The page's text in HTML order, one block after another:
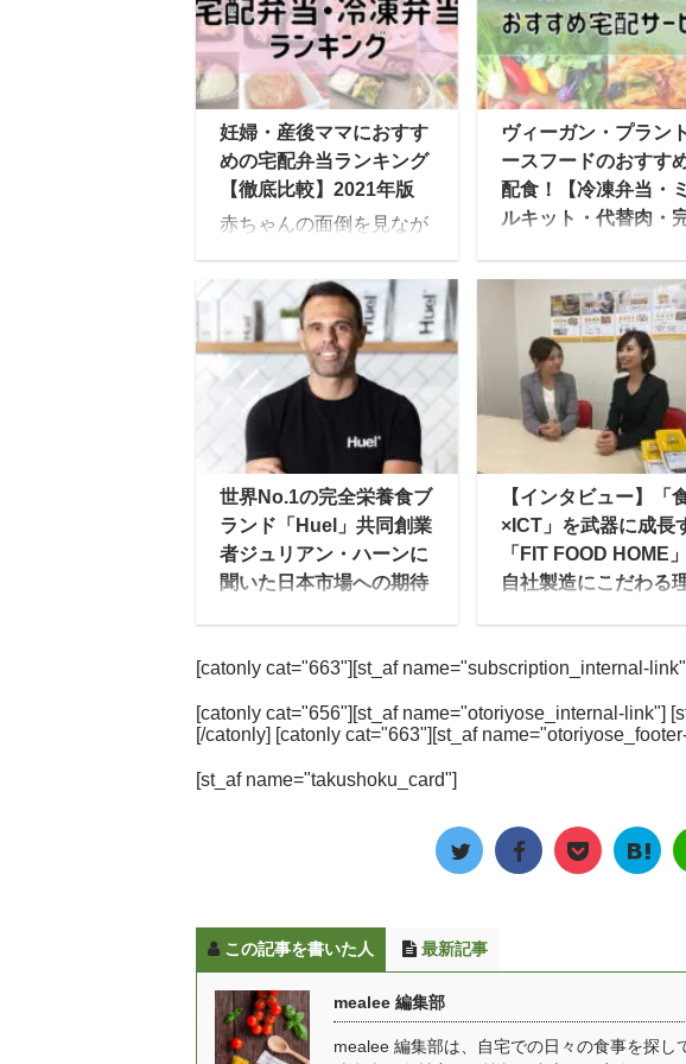
妊婦・産後ママにおすす
めの宅配弁当ランキング
【徹底比較】2021年版
赤ちゃんの面倒を見なが
大変、という産後ママに
おすすめなのが、美味し
くて栄養バランスの良い
お弁当を届けてくれる
「宅配弁当・食事宅配サ
ービス」です。 ご飯作り
たくない！食事作りが辛
い・・・という方は旦那
さん・子供の分もまとめ
て冷凍弁当にしてしまう
のも全然アリです！ ゆい
こ毎食分のお弁当を買う
のは難しくても、冷凍弁
ためのストックとしても
活用できますので、自分
の体調に合わせた使い方
また妊娠中のママさんも
ヴィーガン・プラン
ースフードのおすす
配食！【冷凍弁当・
ルキット・代替肉・
ヴィーガンやベジタ
ン向けのプラントベー
フードの人気が高まり
つある中、最近では宅
サービスにも数多くの
ランドが登場してきて
ます。 今後どんどん
していきそうな各社
ービスについて、出来
だけ多くまとめてみ
た！冷凍弁当に冷凍
菜、ミールキットに
食タイプなど様々で
は是非チェックして
下さいね。 [toc] ヴィ
ガン向け冷凍弁当
ポイント！ 美味しさ
ね備えたプラントベ
フード 保存料や合成
世界No.1の完全栄養食ブ
ランド「Huel」共同創業
者ジュリアン・ハーンに
聞いた日本市場への期待
とることができる完全栄
養食。中でも、Huelは、
2020年1月にシリーズ累
から5年で完全栄養食の
ン・ハーン(Julian
Hearn)氏にインタビュー
をする機会を得たので、
Huel社の創業ストーリー
やビジョン、日本市場へ
【インタビュー】「
×ICT」を武器に成長
「FIT FOOD HOME
自社製造にこだわる
おかずを冷凍で届け
人気の健康宅食サービ
「FIT HOOD HOME
ィック）は、実はも
とIT企業だったので
コースについて詳し
[catonly cat="663"][st_af name="subscription_internal-
[catonly cat="656"][st_af name="otoriyose_internal-link"]
[/catonly] [catonly cat="663"][st_af
[st_af name="takushoku_card"]
この記事を書いた人 最新記事
mealee 編集部
mealee 編集部は、自宅での日々の食事を探